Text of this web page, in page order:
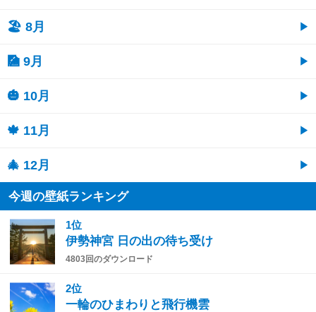
🏖 8月
🎑 9月
🎃 10月
🍁 11月
🎄 12月
今週の壁紙ランキング
1位
伊勢神宮 日の出の待ち受け
4803回のダウンロード
2位
一輪のひまわりと飛行機雲